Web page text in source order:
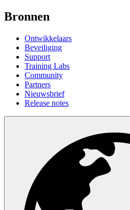
Bronnen
Ontwikkelaars
Beveiliging
Support
Training Labs
Community
Partners
Nieuwsbrief
Release notes